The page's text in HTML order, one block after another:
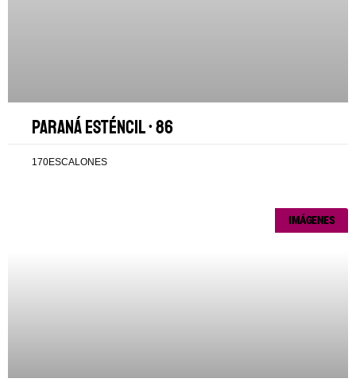
Paraná esténcil • 86
170ESCALONES
IMÁGENES